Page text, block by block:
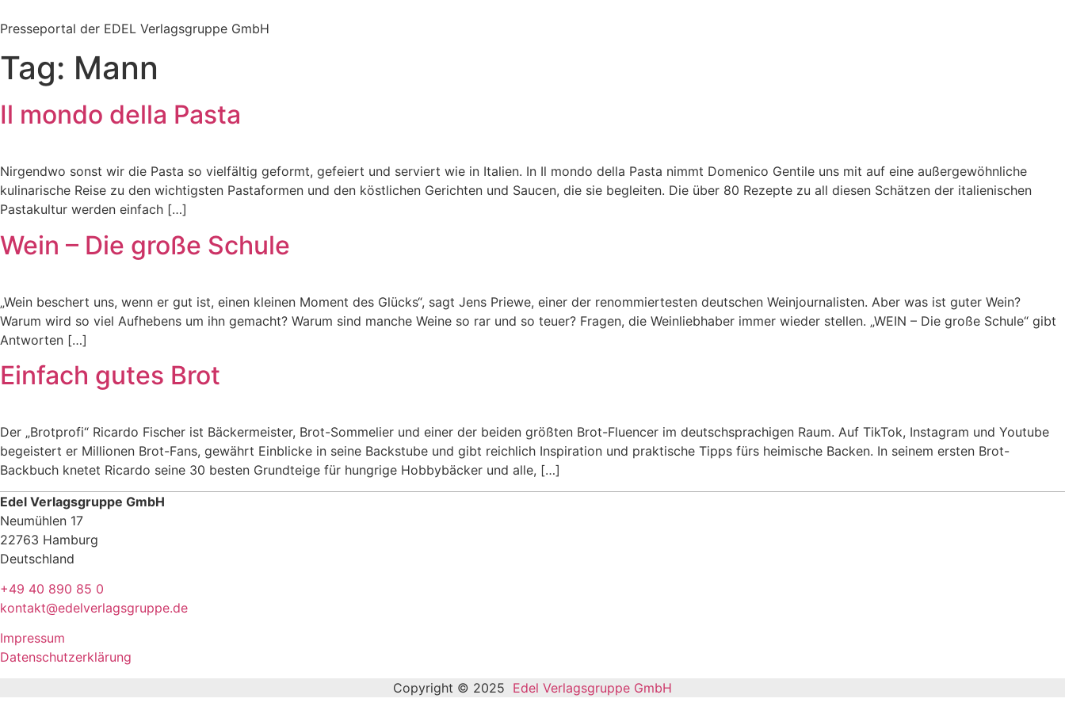
Inhalt
Presseportal der EDEL Verlagsgruppe GmbH
Tag: Mann
Il mondo della Pasta
Nirgendwo sonst wir die Pasta so vielfältig geformt, gefeiert und serviert wie in Italien. In Il mondo della Pasta nimmt Domenico Gentile uns mit auf eine außergewöhnliche
kulinarische Reise zu den wichtigsten Pastaformen und den köstlichen Gerichten und Saucen, die sie begleiten. Die über 80 Rezepte zu all diesen Schätzen der italienischen
Pastakultur werden einfach […]
Wein – Die große Schule
„Wein beschert uns, wenn er gut ist, einen kleinen Moment des Glücks“, sagt Jens Priewe, einer der renommiertesten deutschen Weinjournalisten. Aber was ist guter Wein?
Warum wird so viel Aufhebens um ihn gemacht? Warum sind manche Weine so rar und so teuer? Fragen, die Weinliebhaber immer wieder stellen. „WEIN – Die große Schule“ gibt
Antworten […]
Einfach gutes Brot
Der „Brotprofi“ Ricardo Fischer ist Bäckermeister, Brot-Sommelier und einer der beiden größten Brot-Fluencer im deutschsprachigen Raum. Auf TikTok, Instagram und Youtube
begeistert er Millionen Brot-Fans, gewährt Einblicke in seine Backstube und gibt reichlich Inspiration und praktische Tipps fürs heimische Backen. In seinem ersten Brot-
Backbuch knetet Ricardo seine 30 besten Grundteige für hungrige Hobbybäcker und alle, […]
Edel Verlagsgruppe GmbH
Neumühlen 17
22763 Hamburg
Deutschland
+49 40 890 85 0
kontakt@edelverlagsgruppe.de
Impressum
Datenschutzerklärung
Copyright © 2025 Edel Verlagsgruppe GmbH